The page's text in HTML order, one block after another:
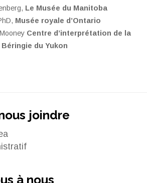
Le Musée du Manitoba
Musée royale d’Ontario
Centre d’interprétation de la
Béringie du Yukon
joindre
à nous